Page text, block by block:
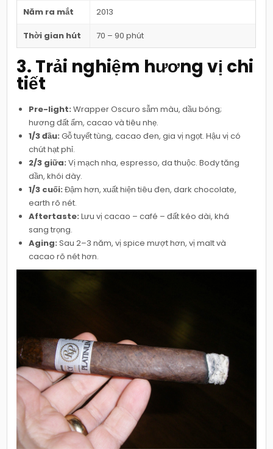
Năm ra mắt 2013
Thời gian hút 70 – 90 phút
3. Trải nghiệm hương vị chi
tiết
Pre-light: Wrapper Oscuro sẫm màu, dầu bóng;
hương đất ẩm, cacao và tiêu nhẹ.
1/3 đầu: Gỗ tuyết tùng, cacao đen, gia vị ngọt. Hậu vị có
chút hạt phỉ.
2/3 giữa: Vị mạch nha, espresso, da thuộc. Body tăng
dần, khói dày.
1/3 cuối: Đậm hơn, xuất hiện tiêu đen, dark chocolate,
earth rõ nét.
Aftertaste: Lưu vị cacao – café – đất kéo dài, khá
sang trọng.
Aging: Sau 2–3 năm, vị spice mượt hơn, vị malt và
cacao rõ nét hơn.